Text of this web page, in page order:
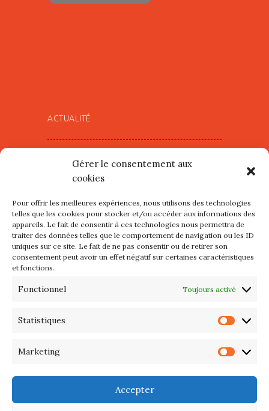
Gérer le consentement aux
cookies
Pour offrir les meilleures expériences, nous utilisons des technologies
telles que les cookies pour stocker et/ou accéder aux informations des
appareils. Le fait de consentir à ces technologies nous permettra de
traiter des données telles que le comportement de navigation ou les ID
uniques sur ce site. Le fait de ne pas consentir ou de retirer son
consentement peut avoir un effet négatif sur certaines caractéristiques
et fonctions.
Fonctionnel Toujours activé
Statistiques
Marketing
Accepter
ACTUALITÉ
mercredi 12 et jeudi 13 août
2026
Les petits formats du Port
d’Orange : Mercredi 22 juillet de
10h à 20h
2026 – Maison du Phare de
d’artistes – 13 et 14 Septembre